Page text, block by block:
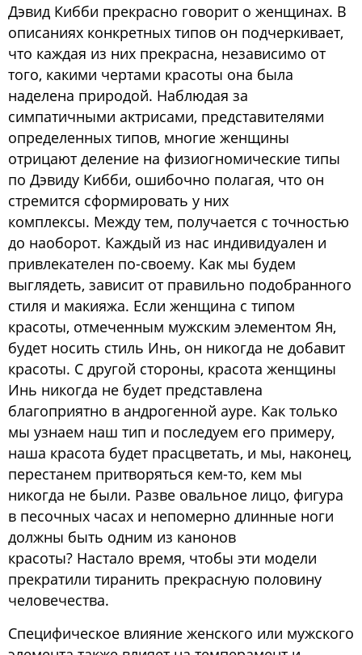
Дэвид Кибби прекрасно говорит о женщинах. В
описаниях конкретных типов он подчеркивает,
что каждая из них прекрасна, независимо от
того, какими чертами красоты она была
наделена природой. Наблюдая за
симпатичными актрисами, представителями
определенных типов, многие женщины
отрицают деление на физиогномические типы
по Дэвиду Кибби, ошибочно полагая, что он
стремится сформировать у них
комплексы. Между тем, получается с точностью
до наоборот. Каждый из нас индивидуален и
привлекателен по-своему. Как мы будем
выглядеть, зависит от правильно подобранного
стиля и макияжа. Если женщина с типом
красоты, отмеченным мужским элементом Ян,
будет носить стиль Инь, он никогда не добавит
красоты. С другой стороны, красота женщины
Инь никогда не будет представлена
благоприятно в андрогенной ауре. Как только
мы узнаем наш тип и последуем его примеру,
наша красота будет прасцветать, и мы, наконец,
перестанем притворяться кем-то, кем мы
никогда не были. Разве овальное лицо, фигура
в песочных часах и непомерно длинные ноги
должны быть одним из канонов
красоты? Настало время, чтобы эти модели
прекратили тиранить прекрасную половину
человечества.
Специфическое влияние женского или мужского